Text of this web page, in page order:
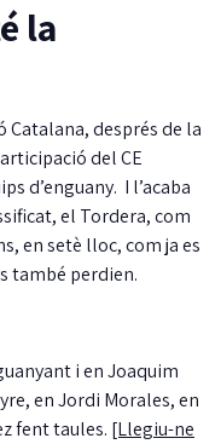
la
Catalana, després de la
del CE
d’enguany. I l’acaba
el Tordera, com
en setè lloc, com ja es
també perdien.
i en Joaquim
en Jordi Morales, en
fent taules. [Llegiu-ne